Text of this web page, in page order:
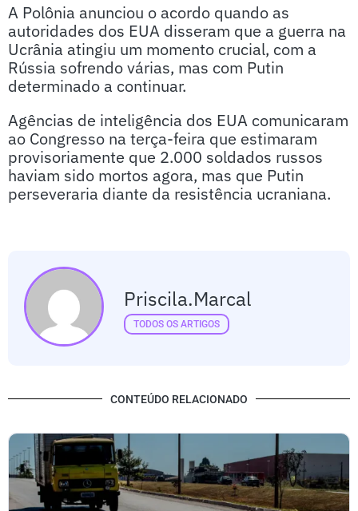
A Polônia anunciou o acordo quando as
autoridades dos EUA disseram que a guerra na
Ucrânia atingiu um momento crucial, com a
Rússia sofrendo várias, mas com Putin
determinado a continuar.
Agências de inteligência dos EUA comunicaram
ao Congresso na terça-feira que estimaram
provisoriamente que 2.000 soldados russos
haviam sido mortos agora, mas que Putin
perseveraria diante da resistência ucraniana.
Priscila.marcal
TODOS OS ARTIGOS
CONTEÚDO RELACIONADO